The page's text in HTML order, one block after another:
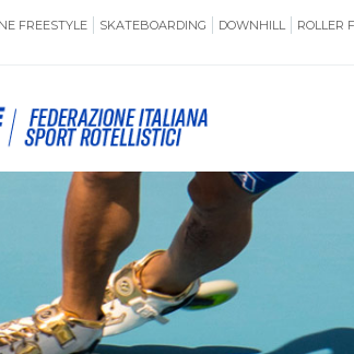
FREESTYLE SKATEBOARDING DOWNHILL ROLLER
TERRITORIO